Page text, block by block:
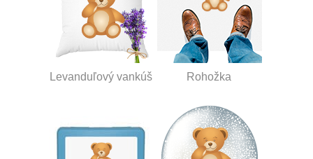
Levanduľový vankúš Rohožka